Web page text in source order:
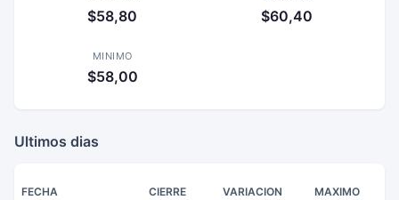
$58,80 $60,40
MINIMO
$58,00
Ultimos dias
FECHA CIERRE VARIACION MAXIMO